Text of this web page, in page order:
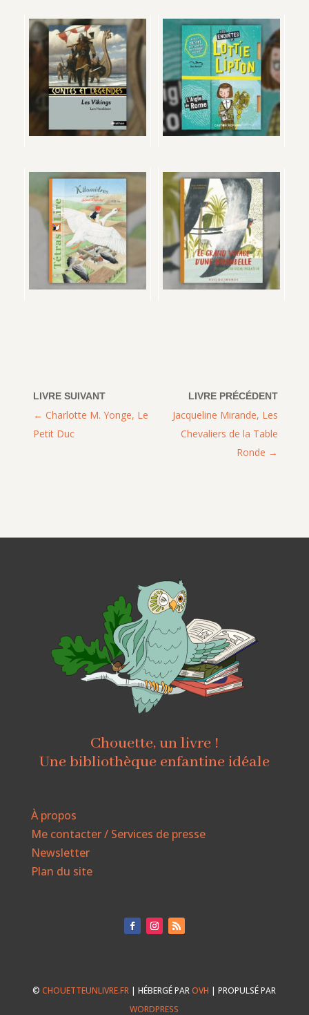
Jacqueline Mirande, Les
Chevaliers de la Table
Ronde
Charlotte M. Yonge, Le
Petit Duc
Chouette, un livre !
Une bibliothèque enfantine idéale
À propos
Me contacter / Services de presse
Newsletter
Plan du site
©CHOUETTEUNLIVRE.FR | HÉBERGÉ PAROVH | PROPULSÉ PAR
WORDPRESS